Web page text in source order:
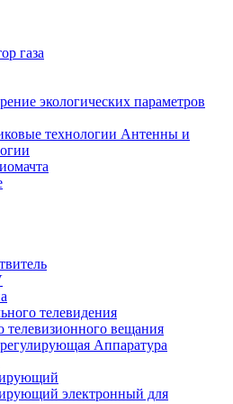
газа
экологических параметров
Антенны и
телевидения
телевизионного вещания
Аппаратура
электронный для